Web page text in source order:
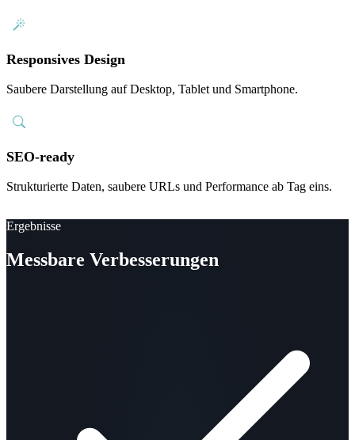
Responsives Design
Saubere Darstellung auf Desktop, Tablet und Smartphone.
SEO-ready
Strukturierte Daten, saubere URLs und Performance ab Tag eins.
Ergebnisse
Messbare Verbesserungen